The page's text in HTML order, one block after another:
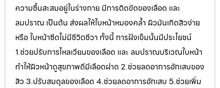
ความชื้นสะสมอยู่ในร่างกาย มีการติดขัดของเลือด และ
ลมปราณ เป็นต้น ส่งผลให้ใบหน้าหมองคล้ำ ผิวมันเกิดสิวง่าย
หรือ ใบหน้าซีดไม่มีชีวิตชีวา ทั้งนี้ การฝังเข็มนั้นมีประโยชน์
1.ช่วยปรับการไหลเวียนของเลือด และ ลมปราณบริเวณใบหน้า
ทำให้ผิวหน้าดูสุขภาพดีมีเลือดฝาด 2.ช่วยลดอาการอักเสบของ
สิว 3.ปรับสมดุลของเลือด 4.ช่วยลดอาการอักเสบ 5.ช่วยเพิ่ม